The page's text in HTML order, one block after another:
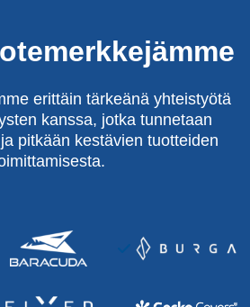
erittäin tärkeänä yhteistyötä
kanssa, jotka tunnetaan
pitkään kestävien tuotteiden